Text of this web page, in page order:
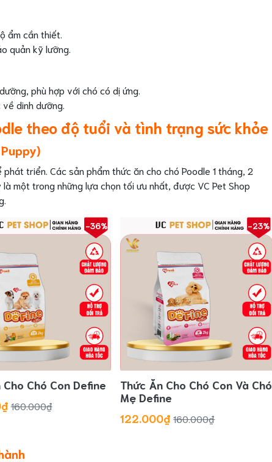
ẩm cần thiết.
quản kỹ lưỡng.
phù hợp với chó có dị ứng.
dinh dưỡng.
theo độ tuổi và tình trạng sức khỏe
triển. Các sản phẩm thức ăn cho chó Poodle 1 tháng, 2
một trong những lựa chọn tối ưu nhất, được VC Pet Shop
-36%
Chó Con Define
160.000₫
-23%
Thức Ăn Cho Chó Con Và Chó
Mẹ Define
122.000₫ 160.000₫